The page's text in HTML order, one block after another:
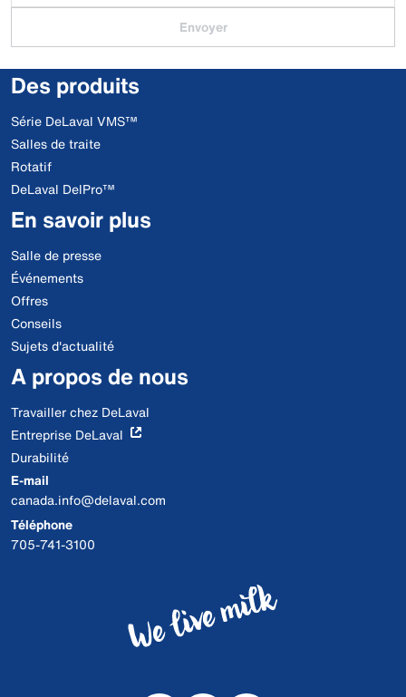
Envoyer
Des produits
Série DeLaval VMS™
Salles de traite
Rotatif
DeLaval DelPro™
En savoir plus
Salle de presse
Événements
Offres
Conseils
Sujets d'actualité
A propos de nous
Travailler chez DeLaval
Entreprise DeLaval
Durabilité
E-mail
canada.info@delaval.com
Téléphone
705-741-3100